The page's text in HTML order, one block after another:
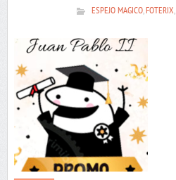
ESPEJO MAGICO,FOTERIX,